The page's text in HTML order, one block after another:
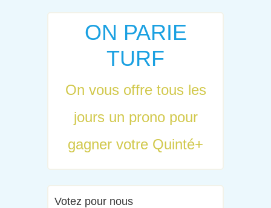
ON PARIE
TURF
On vous offre tous les
jours un prono pour
gagner votre Quinté+
Votez pour nous